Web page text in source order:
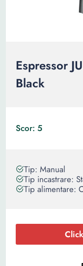
Espressor
Black
Scor: 5
Tip: Manual
Tip incastrare:
Tip alimentare: